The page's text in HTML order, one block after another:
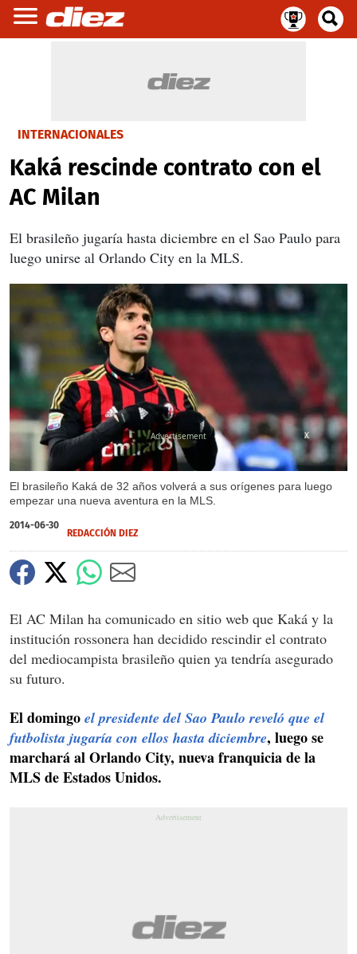
INTERNACIONALES
Kaká rescinde contrato con el
AC Milan
El brasileño jugaría hasta diciembre en el Sao Paulo para
luego unirse al Orlando City en la MLS.
El brasileño Kaká de 32 años volverá a sus orígenes para luego
empezar una nueva aventura en la MLS.
X
2014-06-30
REDACCIÓN DIEZ
El AC Milan ha comunicado en sitio web que Kaká y la
institución rossonera han decidido rescindir el contrato
del mediocampista brasileño quien ya tendría asegurado
su futuro.
El domingo el presidente del Sao Paulo reveló que el
futbolista jugaría con ellos hasta diciembre, luego se
marchará al Orlando City, nueva franquicia de la
MLS de Estados Unidos.